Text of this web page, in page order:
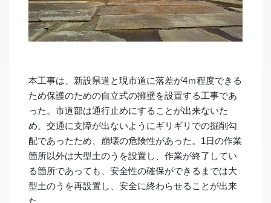
本工事は、新設県道と現市道に落差が4ｍ程度できる
ため保護のための自立式の擁壁を設置する工事であ
った。市道部は通行止めにすることが出来ないた
め、交通に支障が出ないようにギリギリでの掘削勾
配であったため、崩壊の危険性があった。1日の作業
箇所以外は大型土のうを設置し、作業が終了してい
る箇所であっても、安全性の確保ができるまでは大
型土のうを再設置し、安全に終わらせることが出来
た。